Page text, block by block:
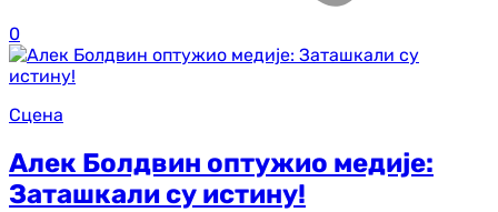
0
Сцена
Алек Болдвин оптужио медије:
Заташкали су истину!